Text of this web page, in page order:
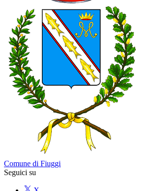
Comune di Fiuggi
Seguici su